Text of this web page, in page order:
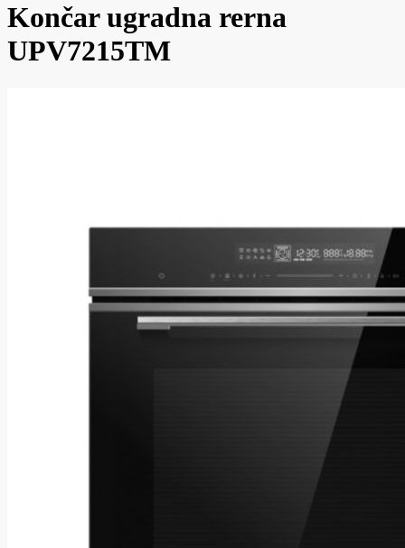
Končar ugradna rerna
UPV7215TM